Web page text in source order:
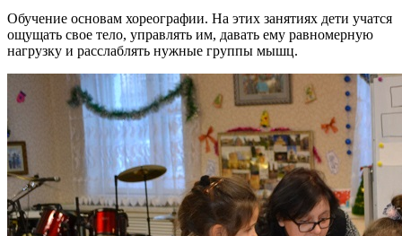
Обучение основам хореографии. На этих занятиях дети учатся
ощущать свое тело, управлять им, давать ему равномерную
нагрузку и расслаблять нужные группы мышц.